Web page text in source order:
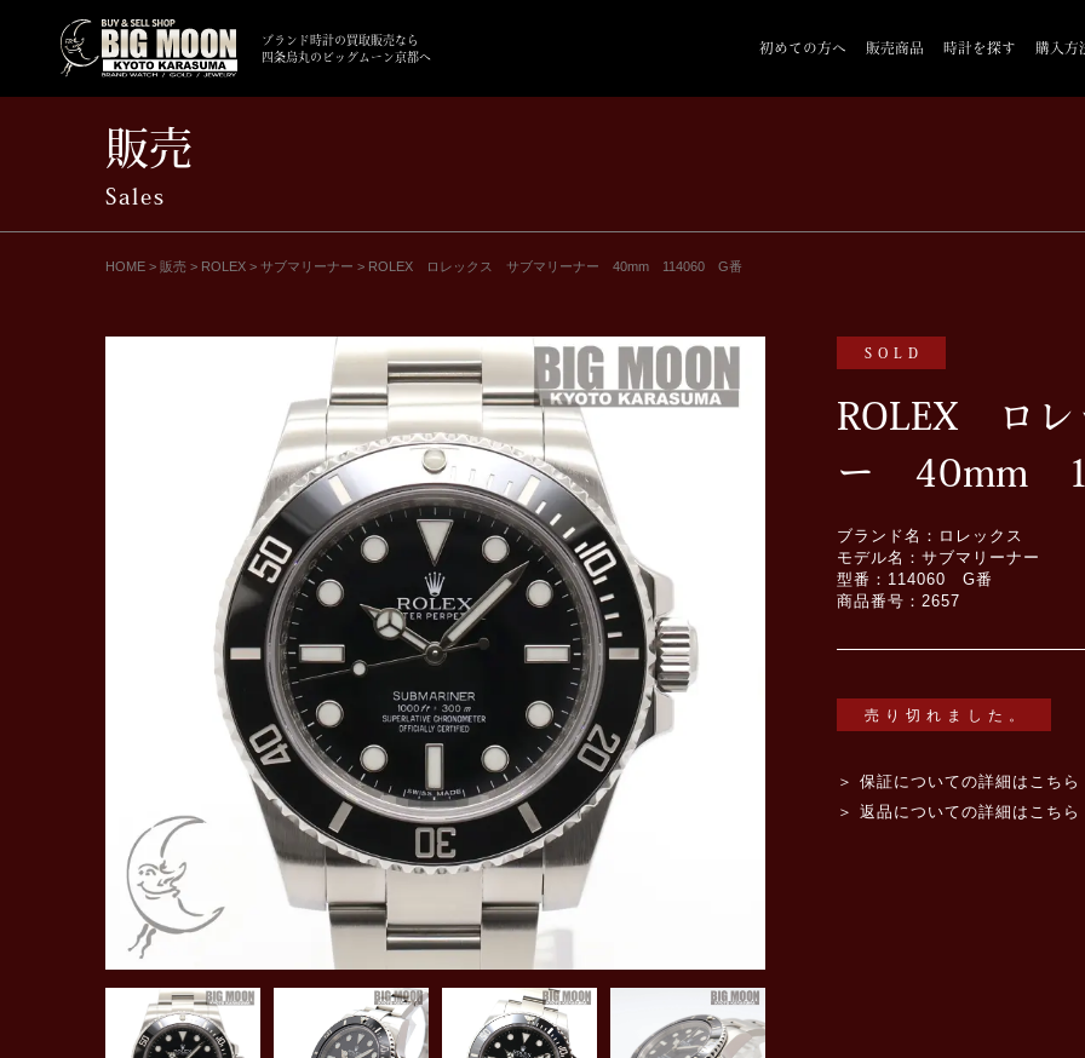
ブランド時計の買取販売なら
四条烏丸のビッグムーン京都へ
初めての方へ 販売商品 時計を探す 購入方
販売
Sales
HOME > 販売 > ROLEX > サブマリーナー > ROLEX ロレックス サブマリーナー 40mm 114060 G番
SOLD
ROLEX ロ
ー 40mm
ブランド名：ロレックス
モデル名：サブマリーナー
型番：114060 G番
商品番号：2657
売り切れました。
＞ 保証についての詳細はこちら
＞ 返品についての詳細はこちら